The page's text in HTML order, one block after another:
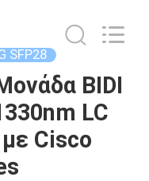
SFP28
BIDI
LC
Cisco